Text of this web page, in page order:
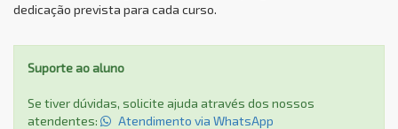
dedicação prevista para cada curso.
Suporte ao aluno
Se tiver dúvidas, solicite ajuda através dos nossos
atendentes:
Atendimento via WhatsApp